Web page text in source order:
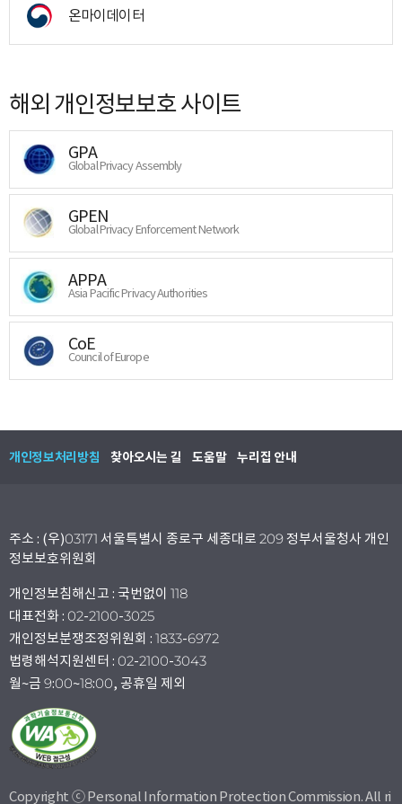
온마이데이터
해외 개인정보보호 사이트
GPA
Global Privacy Assembly
GPEN
Global Privacy Enforcement Network
APPA
Asia Pacific Privacy Authorities
CoE
Council of Europe
개인정보처리방침 찾아오시는 길 도움말 누리집 안내
주소 : (우)03171 서울특별시 종로구 세종대로 209 정부서울청사 개인
정보보호위원회
개인정보침해신고 : 국번없이 118
대표전화 : 02-2100-3025
개인정보분쟁조정위원회 : 1833-6972
법령해석지원센터 : 02-2100-3043
월~금 9:00~18:00, 공휴일 제외
Copyright ⓒ Personal Information Protection Commission. All ri